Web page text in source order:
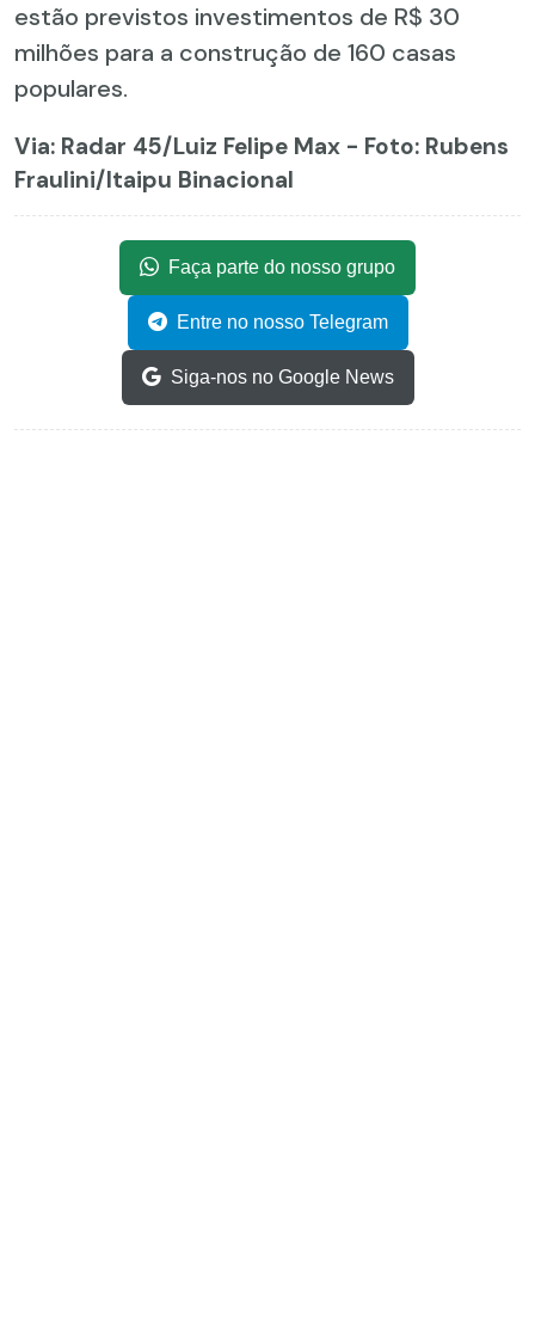
estão previstos investimentos de R$ 30
milhões para a construção de 160 casas
populares.
Via: Radar 45/Luiz Felipe Max - Foto: Rubens
Fraulini/Itaipu Binacional
Faça parte do nosso grupo
Entre no nosso Telegram
Siga-nos no Google News